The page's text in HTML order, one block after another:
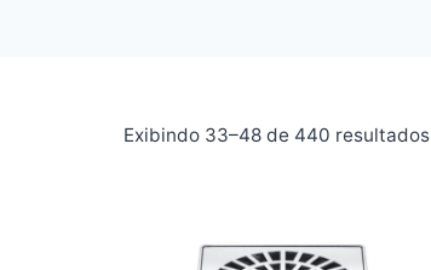
Exibindo 33–48 de 440 resultados